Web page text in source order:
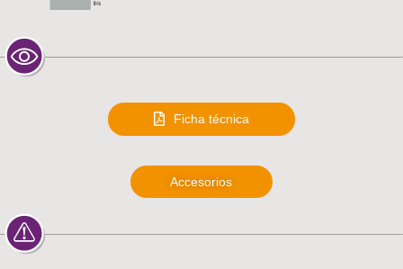
Ficha técnica
Accesorios